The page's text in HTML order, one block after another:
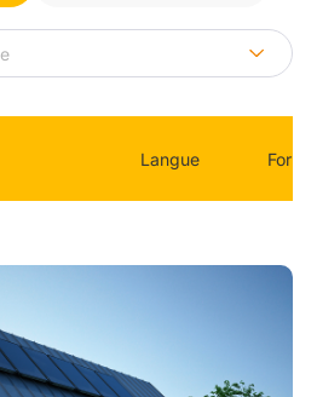
Langue